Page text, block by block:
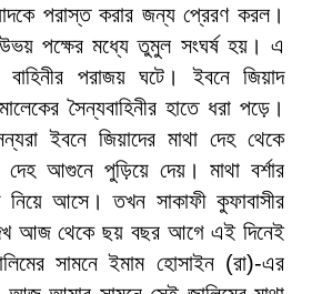
পরাস্ত করার জন্য প্রেরণ করল।
উভয় পক্ষের মধ্যে তুমুল সংঘর্ষ হয়। এ
বাহিনীর পরাজয় ঘটে। ইবনে জিয়াদ
সৈন্যবাহিনীর হাতে ধরা পড়ে।
ইবনে জিয়াদের মাথা দেহ থেকে
দেহ আগুনে পুড়িয়ে দেয়। মাথা বর্শার
আসে। তখন সাকাফী কুফাবাসীর
আজ থেকে ছয় বছর আগে এই দিনেই
সামনে ইমাম হোসাইন (রা)-এর